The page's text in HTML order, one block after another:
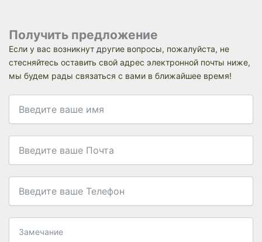
Получить предложение
Если у вас возникнут другие вопросы, пожалуйста, не
стесняйтесь оставить свой адрес электронной почты ниже,
мы будем рады связаться с вами в ближайшее время!